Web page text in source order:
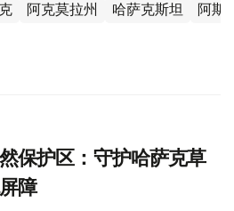
阿克莫拉州 哈萨克斯坦 阿斯
保护区：守护哈萨克草
障